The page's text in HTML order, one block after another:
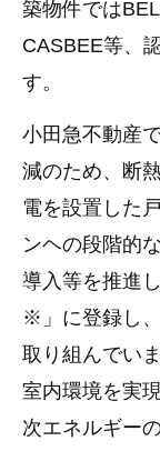
築物件では
CASBEE等、
す。
小田急不動産
減のため、断
電を設置した
ンヘの段階的
導入等を推進
※」に登録し
取り組んでい
室内環境を実
次エネルギー